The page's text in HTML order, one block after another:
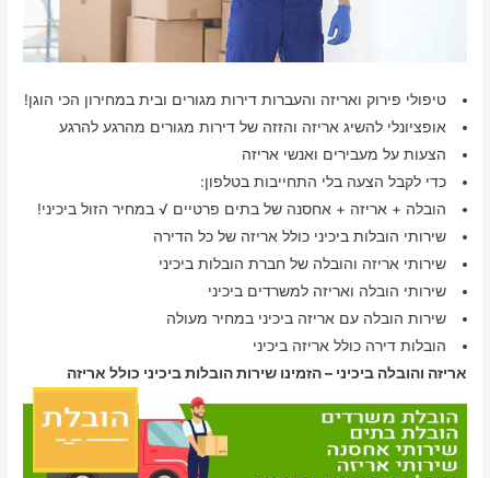
טיפולי פירוק ואריזה והעברות דירות מגורים ובית במחירון הכי הוגן!
אופציונלי להשיג אריזה והזזה של דירות מגורים מהרגע להרגע
הצעות על מעבירים ואנשי אריזה
כדי לקבל הצעה בלי התחייבות בטלפון:
הובלה + אריזה + אחסנה של בתים פרטיים √ במחיר הזול ביכיני!
שירותי הובלות ביכיני כולל אריזה של כל הדירה
שירותי אריזה והובלה של חברת הובלות ביכיני
שירותי הובלה ואריזה למשרדים ביכיני
שירות הובלה עם אריזה ביכיני במחיר מעולה
הובלות דירה כולל אריזה ביכיני
אריזה והובלה ביכיני – הזמינו שירות הובלות ביכיני כולל אריזה